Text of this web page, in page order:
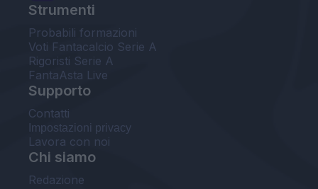
Strumenti
Probabili formazioni
Voti Fantacalcio Serie A
Rigoristi Serie A
FantaAsta Live
Supporto
Contatti
Impostazioni privacy
Lavora con noi
Chi siamo
Redazione